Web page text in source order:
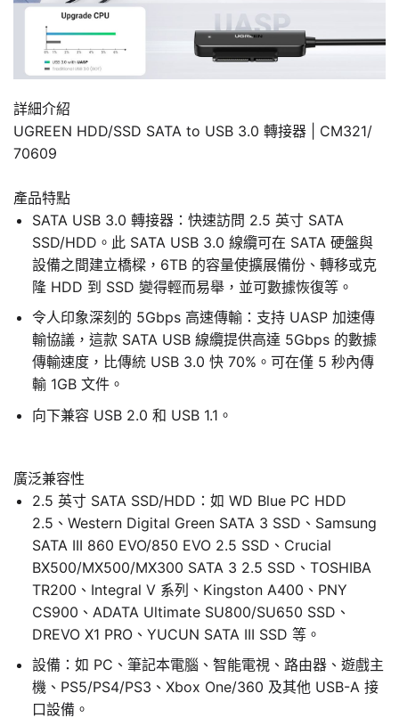
詳細介紹
UGREEN HDD/SSD SATA to USB 3.0 轉接器 | CM321/
70609
產品特點
SATA USB 3.0 轉接器：快速訪問 2.5 英寸 SATA
SSD/HDD。此 SATA USB 3.0 線纜可在 SATA 硬盤與
設備之間建立橋樑，6TB 的容量使擴展備份、轉移或克
隆 HDD 到 SSD 變得輕而易舉，並可數據恢復等。
令人印象深刻的 5Gbps 高速傳輸：支持 UASP 加速傳
輸協議，這款 SATA USB 線纜提供高達 5Gbps 的數據
傳輸速度，比傳統 USB 3.0 快 70%。可在僅 5 秒內傳
輸 1GB 文件。
向下兼容 USB 2.0 和 USB 1.1。
廣泛兼容性
2.5 英寸 SATA SSD/HDD：如 WD Blue PC HDD
2.5、Western Digital Green SATA 3 SSD、Samsung
SATA III 860 EVO/850 EVO 2.5 SSD、Crucial
BX500/MX500/MX300 SATA 3 2.5 SSD、TOSHIBA
TR200、Integral V 系列、Kingston A400、PNY
CS900、ADATA Ultimate SU800/SU650 SSD、
DREVO X1 PRO、YUCUN SATA III SSD 等。
設備：如 PC、筆記本電腦、智能電視、路由器、遊戲主
機、PS5/PS4/PS3、Xbox One/360 及其他 USB-A 接
口設備。